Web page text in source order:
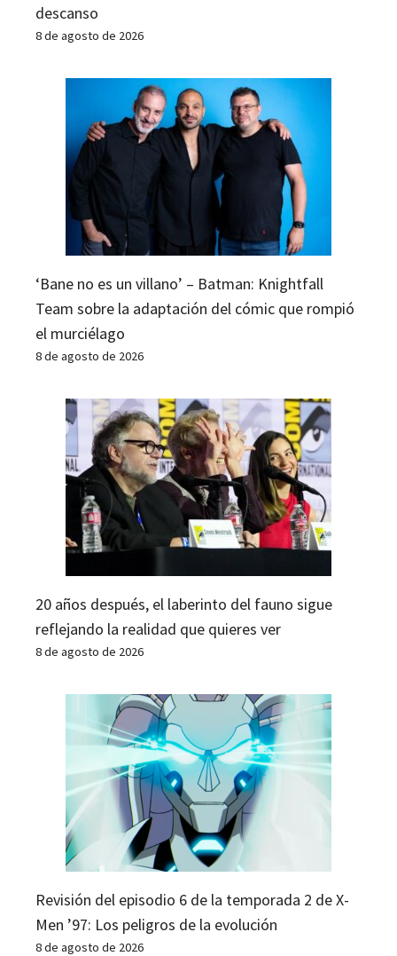
descanso
8 de agosto de 2026
‘Bane no es un villano’ – Batman: Knightfall
Team sobre la adaptación del cómic que rompió
el murciélago
8 de agosto de 2026
20 años después, el laberinto del fauno sigue
reflejando la realidad que quieres ver
8 de agosto de 2026
Revisión del episodio 6 de la temporada 2 de X-
Men ’97: Los peligros de la evolución
8 de agosto de 2026